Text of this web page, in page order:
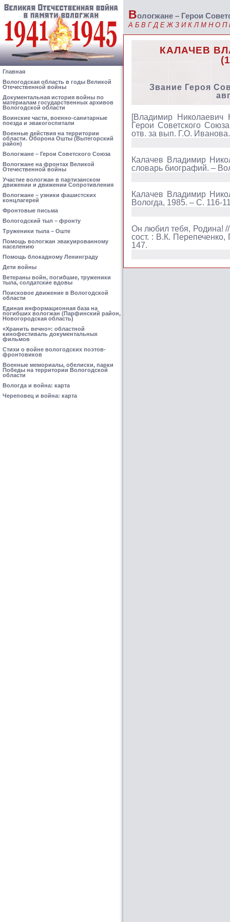
Главная
Вологодская область в годы Великой
Отечественной войны
Документальная история войны по
материалам государственных архивов
Вологодской области
Воинские части, военно-санитарные
поезда и эвакогоспитали
Военные действия на территории
области. Оборона Ошты (Вытегорский
район)
Вологжане – Герои Советского Союза
Вологжане на фронтах Великой
Отечественной войны
Участие вологжан в партизанском
движении и движении Сопротивления
Вологжане – узники фашистских
концлагерей
Фронтовые письма
Вологодский тыл – фронту
Труженики тыла – Оште
Помощь вологжан эвакуированному
населению
Помощь блокадному Ленинграду
Дети войны
Ветераны войн, погибшие, труженики
тыла, солдатские вдовы
Поисковое движение в Вологодской
области
Единая информационная база на
погибших вологжан (Парфинский район,
Новогородская область)
«Хранить вечно»: областной
кинофестиваль документальных
фильмов
Стихи о войне вологодских поэтов-
фронтовиков
Военные мемориалы, обелиски, парки
Победы на территории Вологодской
области
Вологда и война: карта
Череповец и война: карта
Вологжане – Герои
А Б В Г Д Е Ж З И К Л М Н О П
КАЛАЧЕВ
Звание Героя
[Владимир Николаевич
Герои Советского
отв. за вып. Г.О.
Калачев Владимир
словарь биографий. –
Калачев Владимир
Вологда, 1985. – С. 116-
Он любил тебя, Родина!
сост. : В.К.
147.